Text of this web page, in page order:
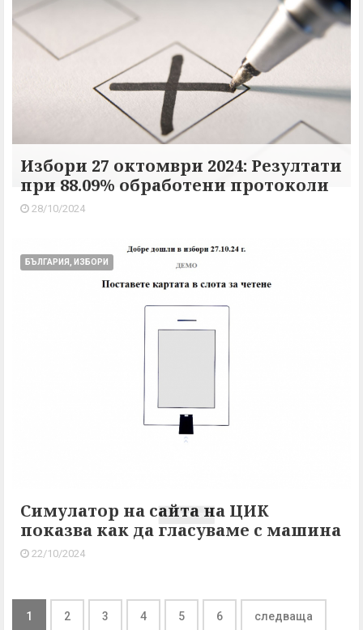
Избори 27 октомври 2024: Резултати
при 88.09% обработени протоколи
28/10/2024
БЪЛГАРИЯ, ИЗБОРИ
Симулатор на сайта на ЦИК
показва как да гласуваме с машина
22/10/2024
1 2 3 4 5 6 следваща